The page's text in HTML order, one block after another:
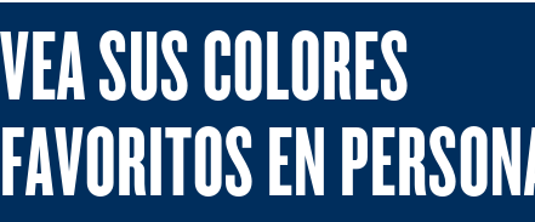
VEA SUS COLORES
FAVORITOS EN